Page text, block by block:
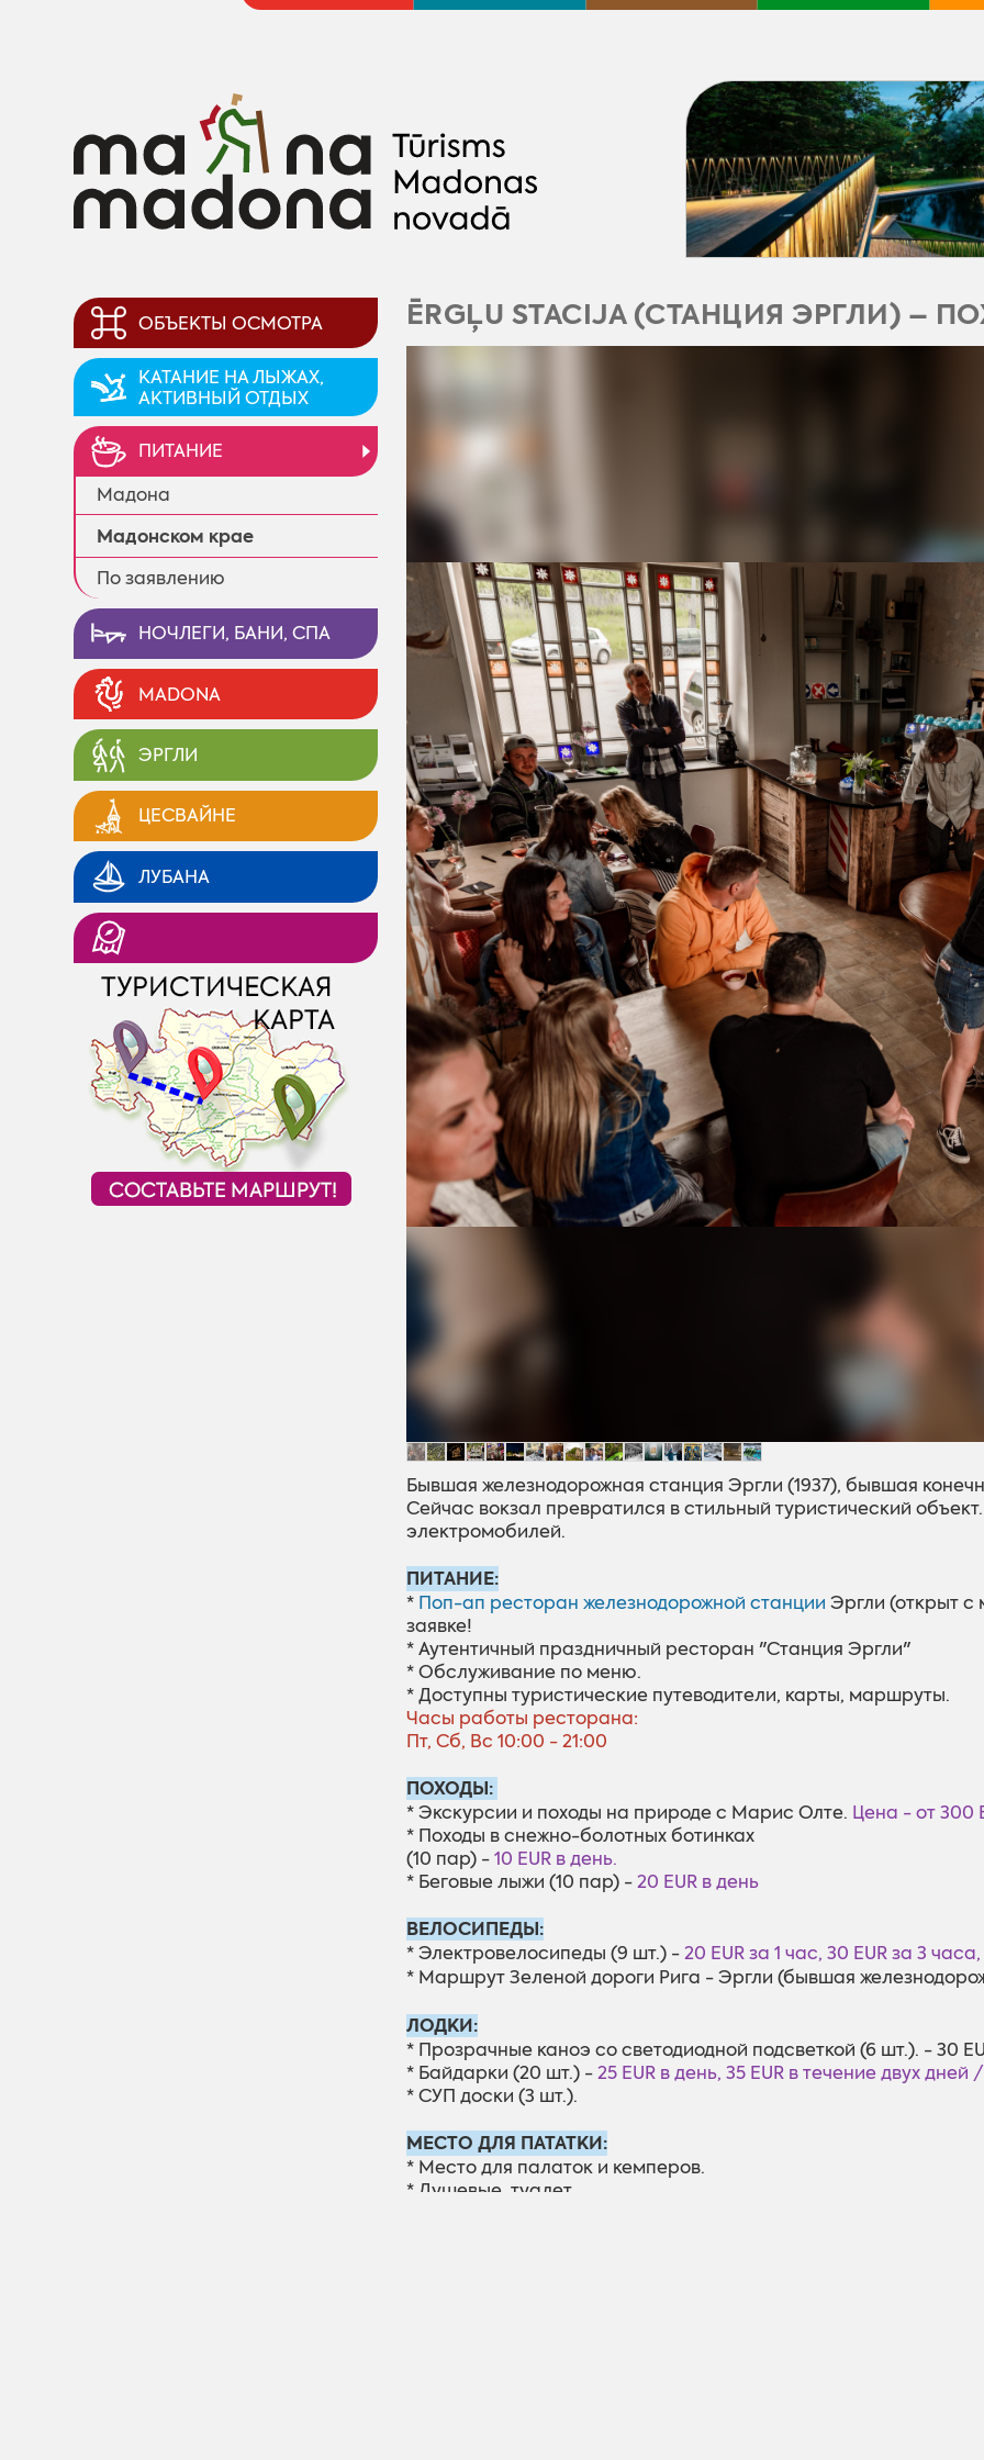
ОБЪЕКТЫ ОСМОТРА
KАТАНИЕ НА ЛЫЖАХ,
AКТИВНЫЙ ОТДЫХ
ПИТАНИЕ
Мадонa
Мадонском крае
По заявлению
НОЧЛЕГИ, БАНИ, СПА
MADONA
ЭРГЛИ
ЦЕСВАЙНЕ
ЛУБАНА
ĒRGĻU STACIJA (СТАНЦИЯ ЭРГЛИ) –
◄
Бывшая железнодорожная станция Эргли (1937), бывшая
Сейчас вокзал превратился в стильный туристический
электромобилей.
ПИТАНИЕ:
* Поп-ап ресторан железнодорожной станции Эргли (открыт с
заявке!
* Аутентичный праздничный ресторан "Cтанция Эргли"
* Обслуживание по меню.
* Доступны туристические путеводители, карты, маршруты.
Часы работы ресторана:
Пт, Сб, Вс 10:00 - 21:00
ПОХОДЫ:
* Экскурсии и походы на природе с Марис Олте. Цена - от 300
* Походы в снежно-болотных ботинках
(10 пар) -10 EUR в день.
* Беговые лыжи (10 пар) -20 EUR в день
ВЕЛОСИПЕДЫ:
* Электровелосипеды (9 шт.) -20 EUR за 1 час, 30 EUR за 3
* Маршрут Зелeнoй дороги Рига - Эргли (бывшая
ЛОДКИ:
* Прозрачные каноэ со светодиодной подсветкой (6 шт.). - 30
* Байдарки (20 шт.) -25 EUR в день, 35 EUR в течение двух
* СУП доски (3 шт.).
МЕСТO ДЛЯ ПАТАТКИ:
* Место для палаток и кемперов.
* Душевые, туалет.